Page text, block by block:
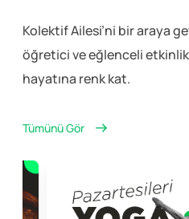
Kolektif Ailesi’ni bir araya
öğretici ve eğlenceli
hayatına renk kat.
Tümünü Gör